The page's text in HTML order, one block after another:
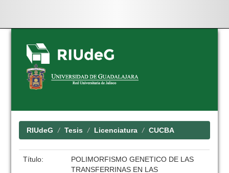
Skip
navigation
RIUdeG Tesis Licenciatura CUCBA
Título:
POLIMORFISMO GENETICO DE LAS
TRANSFERRINAS EN LAS